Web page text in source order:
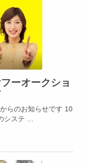
ーオークショ
らのお知らせです 10
システ …